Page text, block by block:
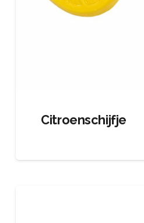
Citroenschijfje